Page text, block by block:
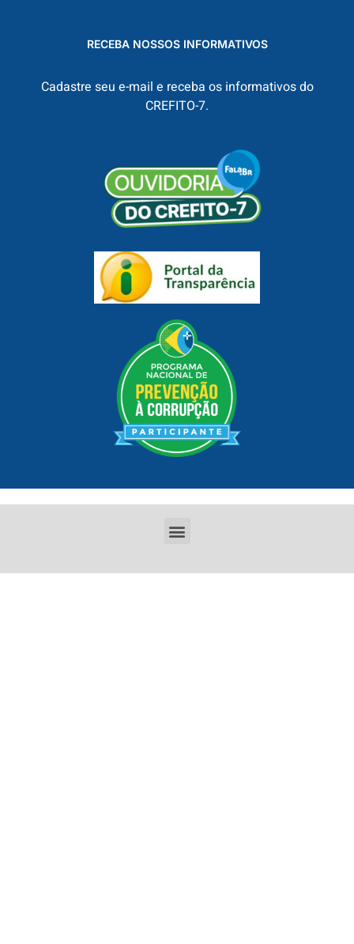
RECEBA NOSSOS INFORMATIVOS
Cadastre seu e-mail e receba os informativos do
CREFITO-7.